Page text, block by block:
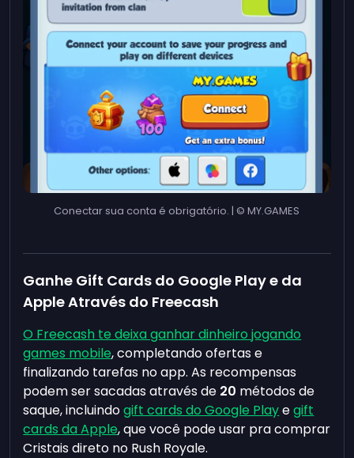
Conectar sua conta é obrigatório. | © MY.GAMES
Ganhe Gift Cards do Google Play e da
Apple Através do Freecash
O Freecash te deixa ganhar dinheiro jogando
games mobile, completando ofertas e
finalizando tarefas no app. As recompensas
podem ser sacadas através de 20 métodos de
saque, incluindogift cards do Google Playegift
cards da Apple, que você pode usar pra comprar
Cristais direto no Rush Royale.